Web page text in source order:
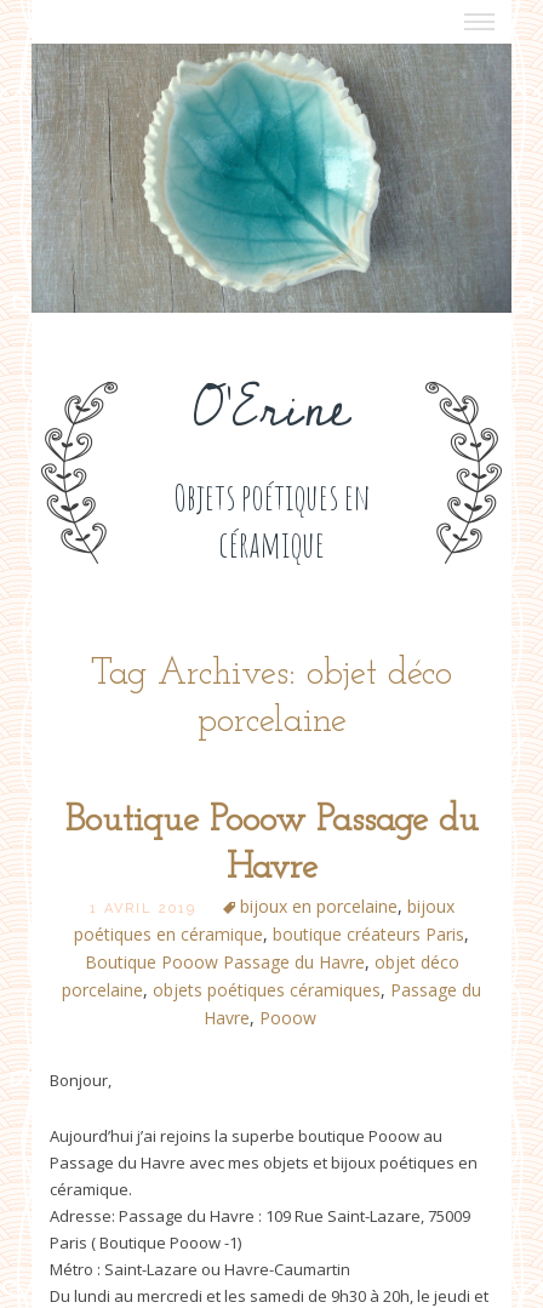
O'Erine
Objets poétiques en
céramique
a propos
boutiques de créateurs
contact
politique de confidentialité
Tag Archives: objet déco
porcelaine
Boutique Pooow Passage du
Havre
1 AVRIL 2019 bijoux en porcelaine, bijoux
poétiques en céramique, boutique créateurs Paris,
Boutique Pooow Passage du Havre, objet déco
porcelaine, objets poétiques céramiques, Passage du
Havre, Pooow
Bonjour,
Aujourd’hui j’ai rejoins la superbe boutique Pooow au
Passage du Havre avec mes objets et bijoux poétiques en
céramique.
Adresse: Passage du Havre : 109 Rue Saint-Lazare, 75009
Paris ( Boutique Pooow -1)
Métro : Saint-Lazare ou Havre-Caumartin
Du lundi au mercredi et les samedi de 9h30 à 20h, le jeudi et